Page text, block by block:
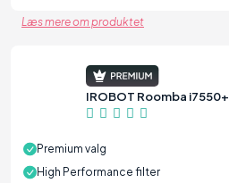
Læs mere om produktet
IROBOT Roomba i7550+
Premium valg
High Performance filter